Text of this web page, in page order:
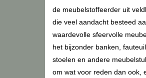
de meubelstoffeerder uit
die veel aandacht besteed
waardevolle sfeervolle
het bijzonder banken,
stoelen en andere
om wat voor reden dan ook,